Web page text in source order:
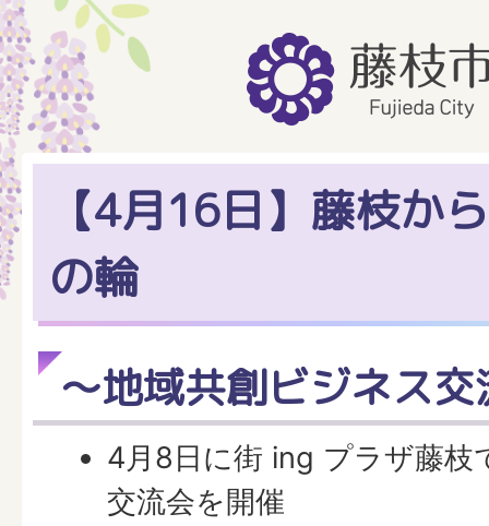
【4月16日】藤枝か
の輪
～地域共創ビジネス
4月8日に街 ing プラザ藤枝
交流会を開催